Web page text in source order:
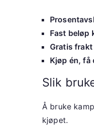
Fast beløp
Gratis
Kjøp én, få
Slik
Å bruke
kjøpet.